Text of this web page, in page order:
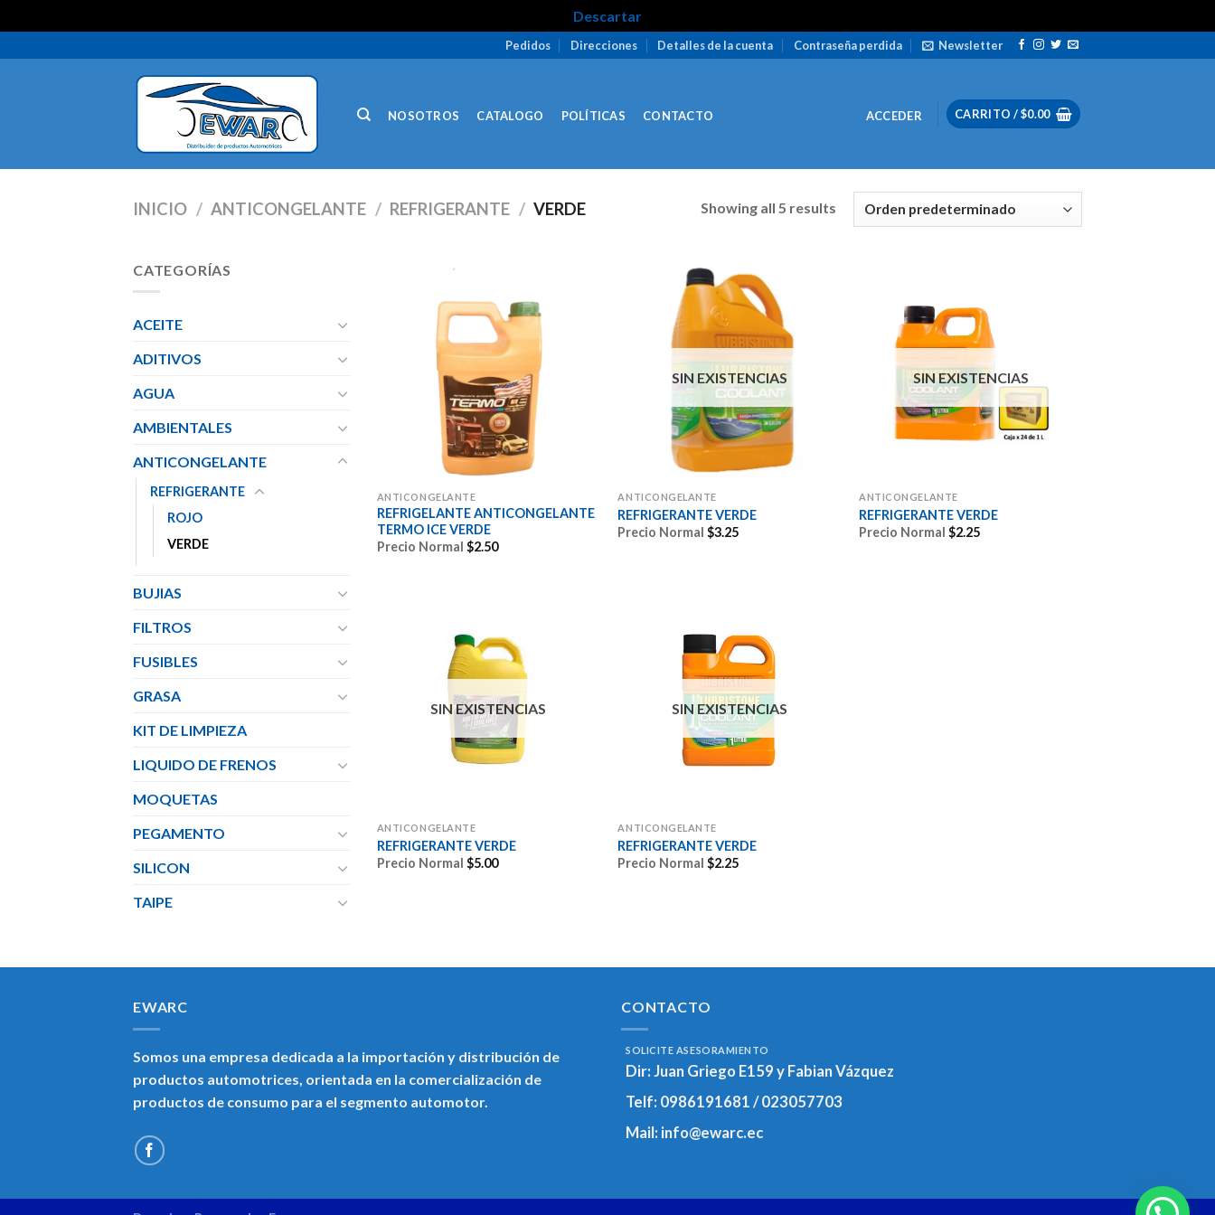
Descartar
Pedidos Direcciones Detalles de la cuenta Contraseña perdida Newsletter
NOSOTROS CATALOGO POLÍTICAS CONTACTO ACCEDER CARRITO /$0.00
INICIO / ANTICONGELANTE / REFRIGERANTE / VERDE Showing all 5 results
CATEGORÍAS
ACEITE
ADITIVOS
AGUA
AMBIENTALES
ANTICONGELANTE
REFRIGERANTE
ROJO
VERDE
BUJIAS
FILTROS
FUSIBLES
GRASA
KIT DE LIMPIEZA
LIQUIDO DE FRENOS
MOQUETAS
PEGAMENTO
SILICON
TAIPE
ANTICONGELANTE
REFRIGELANTE ANTICONGELANTE
TERMO ICE VERDE
Precio Normal $2.50
SIN EXISTENCIAS
ANTICONGELANTE
REFRIGERANTE VERDE
Precio Normal$3.25
SIN EXISTENCIAS
ANTICONGELANTE
REFRIGERANTE VERDE
Precio Normal$2.25
SIN EXISTENCIAS
ANTICONGELANTE
REFRIGERANTE VERDE
Precio Normal $5.00
SIN EXISTENCIAS
ANTICONGELANTE
REFRIGERANTE VERDE
Precio Normal$2.25
EWARC
Somos una empresa dedicada a la importación y distribución de
productos automotrices, orientada en la comercialización de
productos de consumo para el segmento automotor.
CONTACTO
SOLICITE ASESORAMIENTO
Dir: Juan Griego E159 y Fabian Vázquez
Telf: 0986191681 / 023057703
Mail: info@ewarc.ec